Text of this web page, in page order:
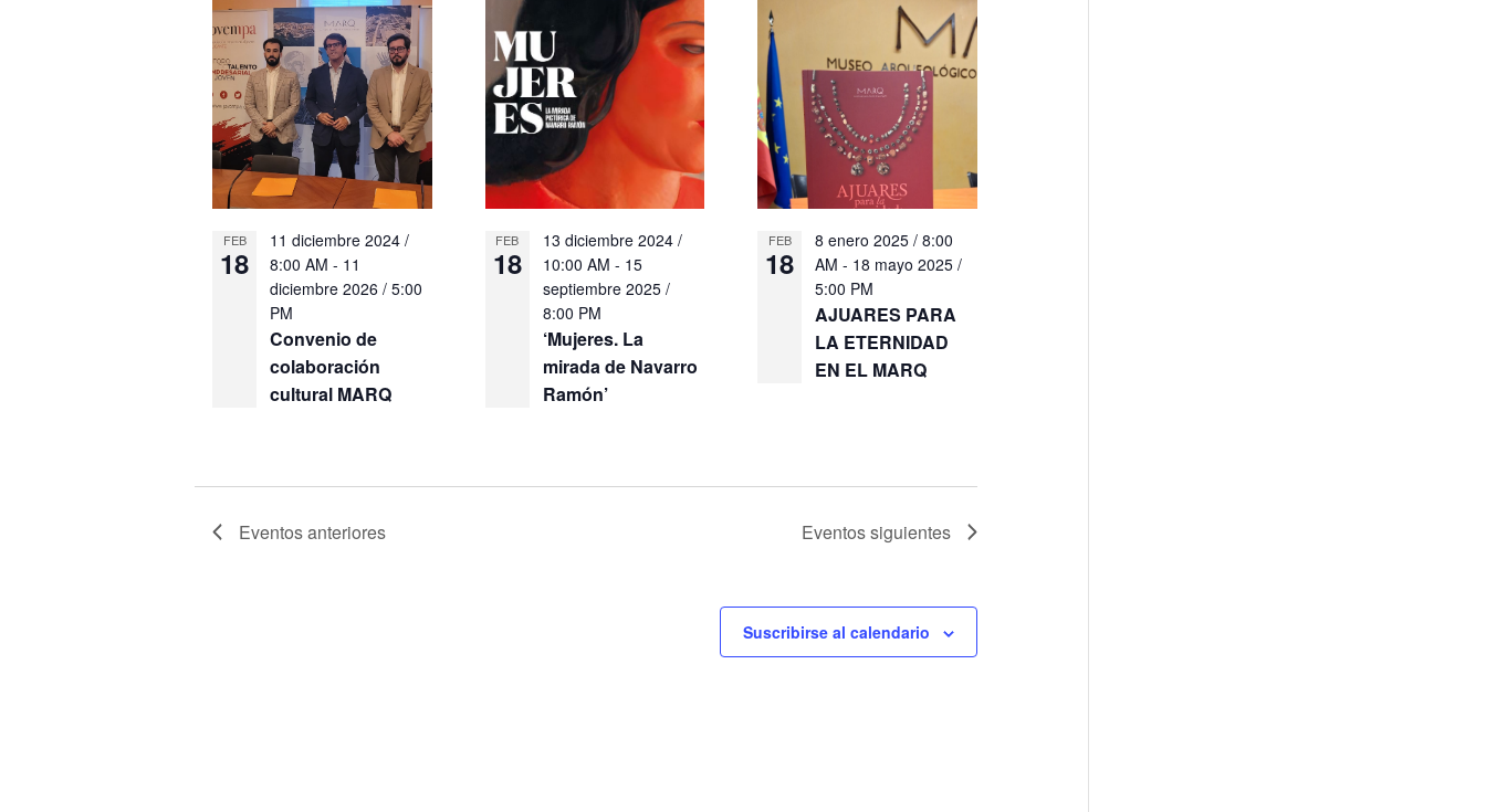
FEB
18
Convenio de
colaboración
cultural MARQ
11 diciembre 2024 /
8:00 AM - 11
diciembre 2026 / 5:00
PM
FEB
18
‘Mujeres. La
mirada de Navarro
Ramón’
13 diciembre 2024 /
10:00 AM - 15
septiembre 2025 /
8:00 PM
FEB
18
AJUARES PARA
LA ETERNIDAD
EN EL MARQ
8 enero 2025 / 8:00
AM - 18 mayo 2025 /
5:00 PM
Eventosanteriores Eventossiguientes
Suscribirse al calendario